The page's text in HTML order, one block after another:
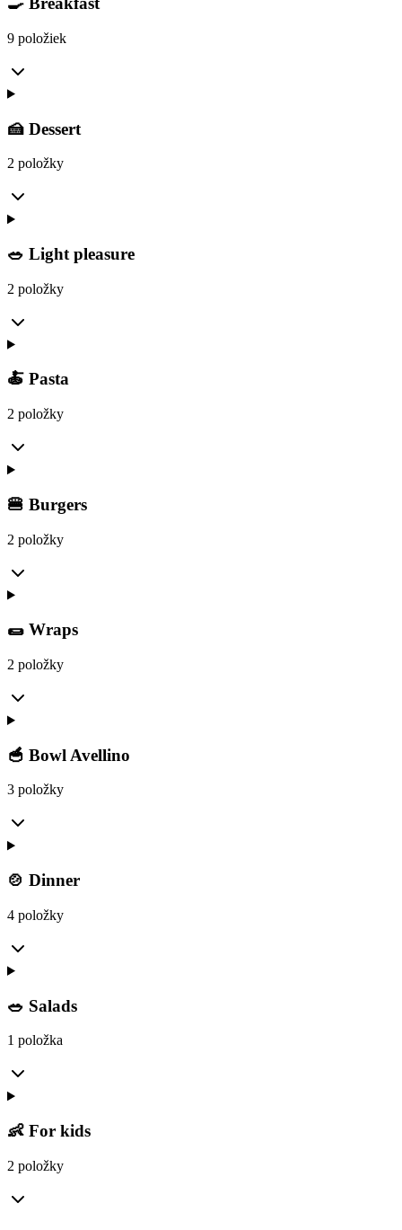
9 položiek
🍰 Dessert
2 položky
🥗 Light pleasure
2 položky
🍝 Pasta
2 položky
🍔 Burgers
2 položky
🌯 Wraps
2 položky
🥣 Bowl Avellino
3 položky
🍲 Dinner
4 položky
🥗 Salads
1 položka
👶 For kids
2 položky